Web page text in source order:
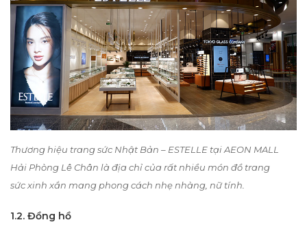
Thương hiệu trang sức Nhật Bản – ESTELLE tại AEON MALL
Hải Phòng Lê Chân là địa chỉ của rất nhiều món đồ trang
sức xinh xắn mang phong cách nhẹ nhàng, nữ tính.
1.2. Đồng hồ